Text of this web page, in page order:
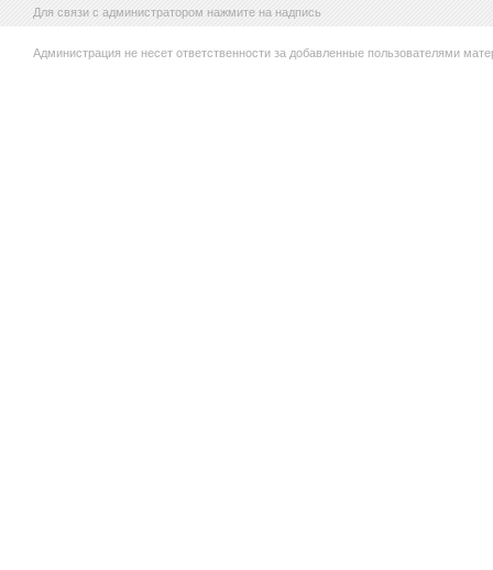
Для связи с администратором нажмите на надпись
Администрация не несет ответственности за добавленные пользователями